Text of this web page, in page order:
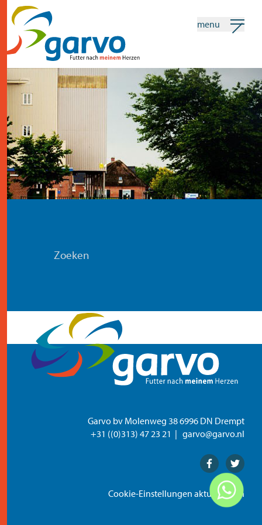
mein garvo deutsch
Suchen
home
das herz
sortiment
menu
Zoeken
Garvo bv Molenweg 38 6996 DN Drempt
+31 ((0)313) 47 23 21
garvo@garvo.nl
FacebookTwitter
Cookie-Einstellungen aktualisieren